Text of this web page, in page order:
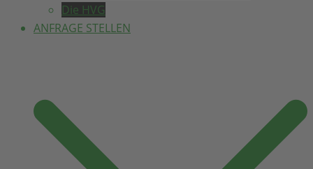
Die HVG
ANFRAGE STELLEN